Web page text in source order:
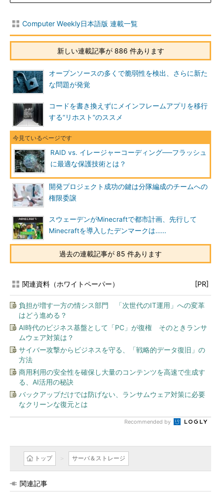
Computer Weekly日本語版 連載一覧
新しい連載記事が 886 件あります
オープンソースの多くで脆弱性を検出、さらに新た
な問題が発覚
コードを書き換えずにメインフレームアプリを移行
する“リホスト”のススメ
RAID vs. イレージャーコーディング──フラッシュ
に最適な保護技術とは？
開発プロジェクト成功の鍵は分隊編成のチームへの
権限委譲
スウェーデンがMinecraftで都市計画、先行して
Minecraftを導入したデンマークは……
過去の連載記事が 85 件あります
関連資料（ホワイトペーパー） [PR]
負担が増す一方の情シス部門 「次世代のIT運用」への変革
はどう進める？
AI時代のビジネス基盤として「PC」が復権 そのときランサ
ムウェア対策は？
サイバー攻撃からビジネスを守る、「戦略的データ復旧」の
方法
商用利用の安全性を確保し大量のコンテンツを高速で生成す
る、AI活用の秘訣
バックアップだけでは防げない、ランサムウェア対策に必要
なクリーンな復元とは
Recommended by
トップ サーバ＆ストレージ
関連記事